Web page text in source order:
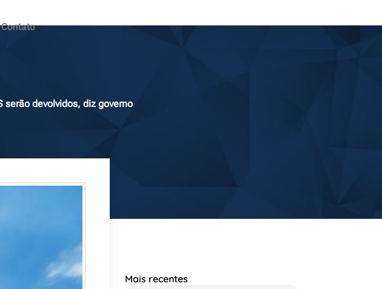
Contato
serão devolvidos, diz governo
Mais recentes